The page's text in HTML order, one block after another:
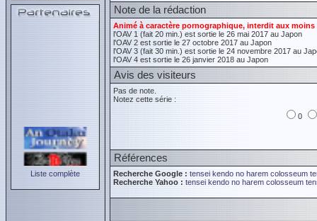
Liste complète
Note de la rédaction
Animé à caractère pornographique, interdit aux moins
l'OAV 1 (fait 20 min.) est sortie le 26 mai 2017 au Japon
l'OAV 2 est sortie le 27 octobre 2017 au Japon
l'OAV 3 (fait 30 min.) est sortie le 24 novembre 2017 au
l'OAV 4 est sortie le 26 janvier 2018 au Japon
Avis des visiteurs
Pas de note.
Notez cette série :
0
Références
Recherche Google : tensei kendo no harem colosseum
Recherche Yahoo : tensei kendo no harem colosseum